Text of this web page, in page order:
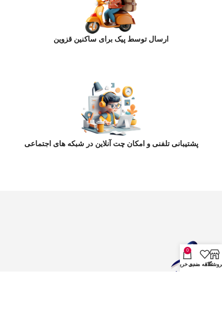
ارسال توسط پیک برای ساکنین قزوین
پشتیبانی تلفنی و امکان چت آنلاین در شبکه های اجتماعی
علاقه مندی
0
سبد خرید